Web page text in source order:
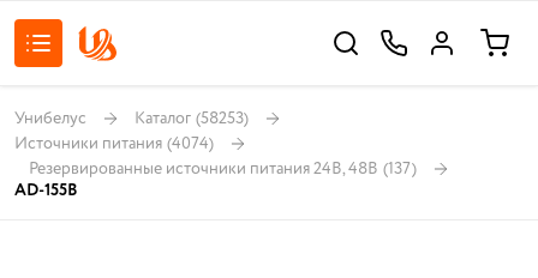
Унибелус Каталог (58253)
Источники питания (4074)
Резервированные источники питания 24В, 48В (137)
AD-155B